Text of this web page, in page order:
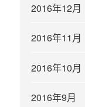
2016年12月
2016年11月
2016年10月
2016年9月